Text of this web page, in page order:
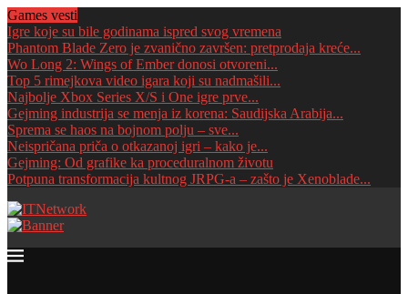
Games vesti
Igre koje su bile godinama ispred svog vremena
Phantom Blade Zero je zvanično završen: pretprodaja kreće...
Wo Long 2: Wings of Ember donosi otvoreni...
Top 5 rimejkova video igara koji su nadmašili...
Najbolje Xbox Series X/S i One igre prve...
Gejming industrija se menja iz korena: Saudijska Arabija...
Sprema se haos na bojnom polju – sve...
Neispričana priča o otkazanoj igri – kako je...
Gejming: Od grafike ka proceduralnom životu
Potpuna transformacija kultnog JRPG-a – zašto je Xenoblade...